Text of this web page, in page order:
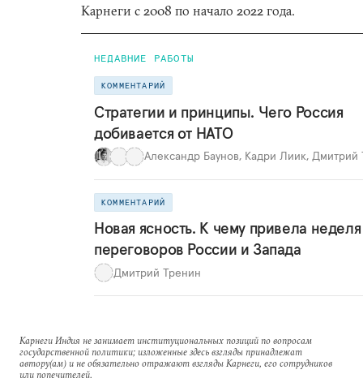
Карнеги с 2008 по начало 2022 года.
НЕДАВНИЕ РАБОТЫ
КОММЕНТАРИЙ
Стратегии и принципы. Чего Россия
добивается от НАТО
Александр Баунов, Кадри Лиик, Дмитрий
КОММЕНТАРИЙ
Новая ясность. К чему привела неделя
переговоров России и Запада
Дмитрий Тренин
Карнеги Индия не занимает институциональных позиций по вопросам
государственной политики; изложенные здесь взгляды принадлежат
автору(ам) и не обязательно отражают взгляды Карнеги, его сотрудников
или попечителей.